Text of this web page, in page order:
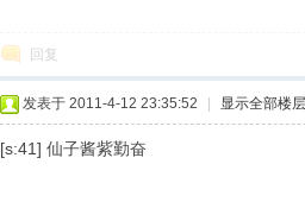
回复
发表于 2011-4-12 23:35:52 显示全部楼层
[s:41] 仙子酱紫勤奋